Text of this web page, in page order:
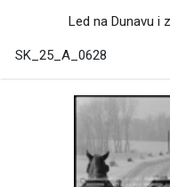
Led na Dunavu i
SK_25_A_0628